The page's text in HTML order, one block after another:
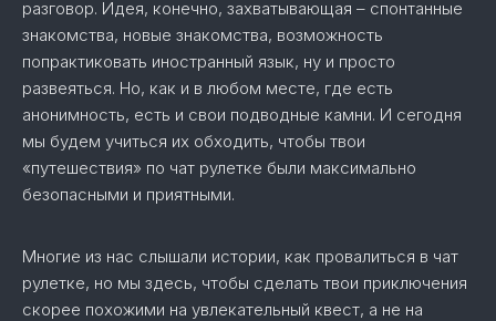
разговор. Идея, конечно, захватывающая – спонтанные
знакомства, новые знакомства, возможность
попрактиковать иностранный язык, ну и просто
развеяться. Но, как и в любом месте, где есть
анонимность, есть и свои подводные камни. И сегодня
мы будем учиться их обходить, чтобы твои
«путешествия» по чат рулетке были максимально
безопасными и приятными.
Многие из нас слышали истории, как провалиться в чат
рулетке, но мы здесь, чтобы сделать твои приключения
скорее похожими на увлекательный квест, а не на